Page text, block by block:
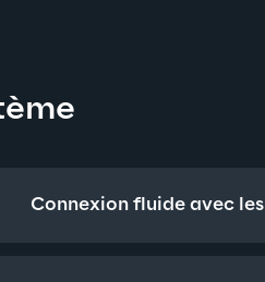
Connexion fluide avec